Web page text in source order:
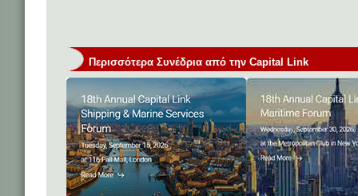
Περισσότερα Συνέδρια από την Capital Link